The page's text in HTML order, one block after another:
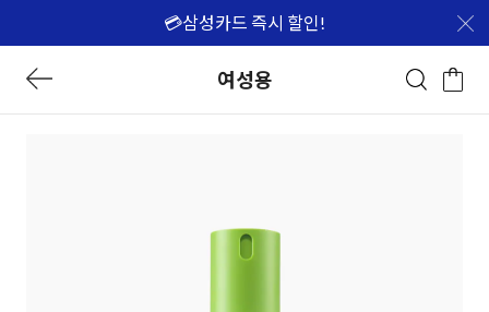
💳삼성카드 즉시 할인!
여성용